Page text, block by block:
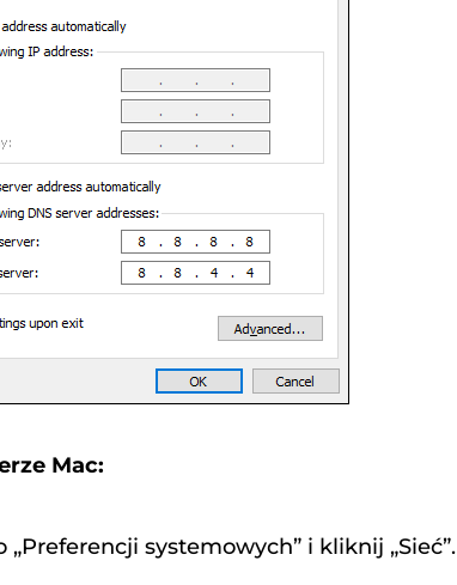
Mac:
„Preferencji systemowych” i kliknij „Sieć”.